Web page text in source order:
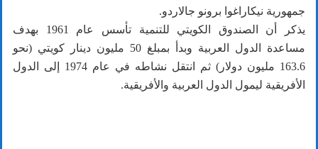
جمهورية نيكاراغوا برونو جالاردو.
يذكر أن الصندوق الكويتي للتنمية تأسس عام 1961 بهدف
مساعدة الدول العربية وبدأ بمبلغ 50 مليون دينار كويتي (نحو
163.6 مليون دولار) ثم انتقل نشاطه في عام 1974 إلى الدول
الأفريقية ليمول الدول العربية والأفريقية.